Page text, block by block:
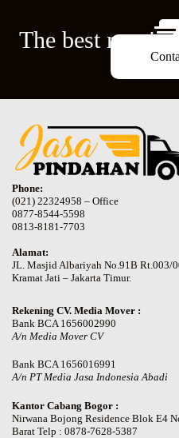
The best
Phone:
(021) 22324958 – Office
0877-8544-5598
0813-8181-7703
Alamat:
JL. Masjid Albariyah No.91B Rt.003/
Kramat Jati – Jakarta Timur.
Rekening CV. Media Mover :
Bank BCA 1656002990
A/n Media Mover CV
Bank BCA 1656016991
A/n PT Media Jasa Indonesia Abadi
Kantor Cabang Bogor :
Nirwana Bojong Residence Blok E4
Barat Telp : 0878-7628-5387